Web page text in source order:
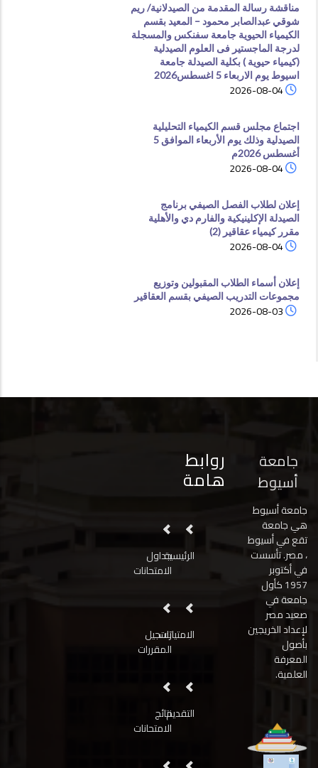
مناقشة رسالة المقدمة من الصيدلانية/ ريم
شوقي عبدالصابر محمود – المعيد بقسم
الكيمياء الحيوية جامعة سفنكس والمسجلة
لدرجة الماجستير فى العلوم الصيدلية
(كيمياء حيوية ) بكلية الصيدلة جامعة
اسيوط يوم الاربعاء 5 اغسطس2026
2026-08-04
اجتماع مجلس قسم الكيمياء التحليلية
الصيدلية وذلك يوم الأربعاء الموافق 5
أغسطس 2026م
2026-08-04
إعلان لطلاب الفصل الصيفي برنامج
الصيدلة الإكلينيكية والفارم دي والأهلية
مقرر كيمياء عقاقير (2)
2026-08-04
إعلان أسماء الطلاب المقبولين وتوزيع
مجموعات التدريب الصيفي بقسم العقاقير
2026-08-03
جامعة
أسيوط
جامعة أسيوط
هي جامعة
تقع في أسيوط
، مصر. تأسست
في أكتوبر
1957 كأول
جامعة في
صعيد مصر
لإعداد الخريجين
بأصول
المعرفة
العلمية.
روابط
هامة
الرئيسيةجداول
الامتحانات
الامتيازاتتسجيل
المقررات
التقديمنتائج
الامتحانات